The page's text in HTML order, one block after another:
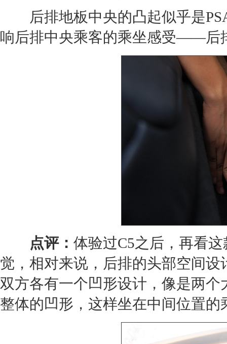
后排地板中央的凸起似乎是
响后排中央乘客的乘坐感受——后
点评： 体验过C5之后，再看
觉，相对来说，后排的头部空间
双方各有一个凹形设计，像是两
整体的凹形，这样坐在中间位置